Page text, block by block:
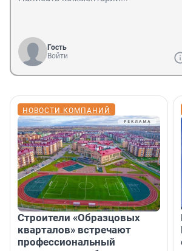
Гость
Войти
НОВОСТИ КОМПАНИЙ
Строители «Образцовых
кварталов» встречают
профессиональный